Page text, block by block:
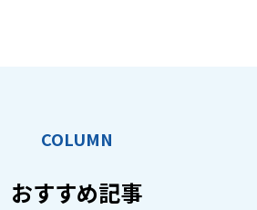
COLUMN
おすすめ記事